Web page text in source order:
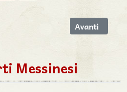
Arancini Messinesi: L'Arte
Articolo
Avanti
Messinesi